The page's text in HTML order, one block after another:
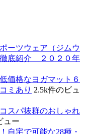
ーツウェア（ジムウ
徹底紹介 ２０２０年
価格なヨガマット６
ミあり 2.5k件のビュ
スパ抜群のおしゃれ
ュー
自宅で可能な28種・